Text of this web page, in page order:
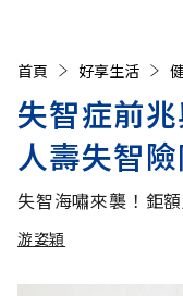
首頁 好享生活
失智症前
人壽失智
失智海嘯來襲！鉅
游姿穎